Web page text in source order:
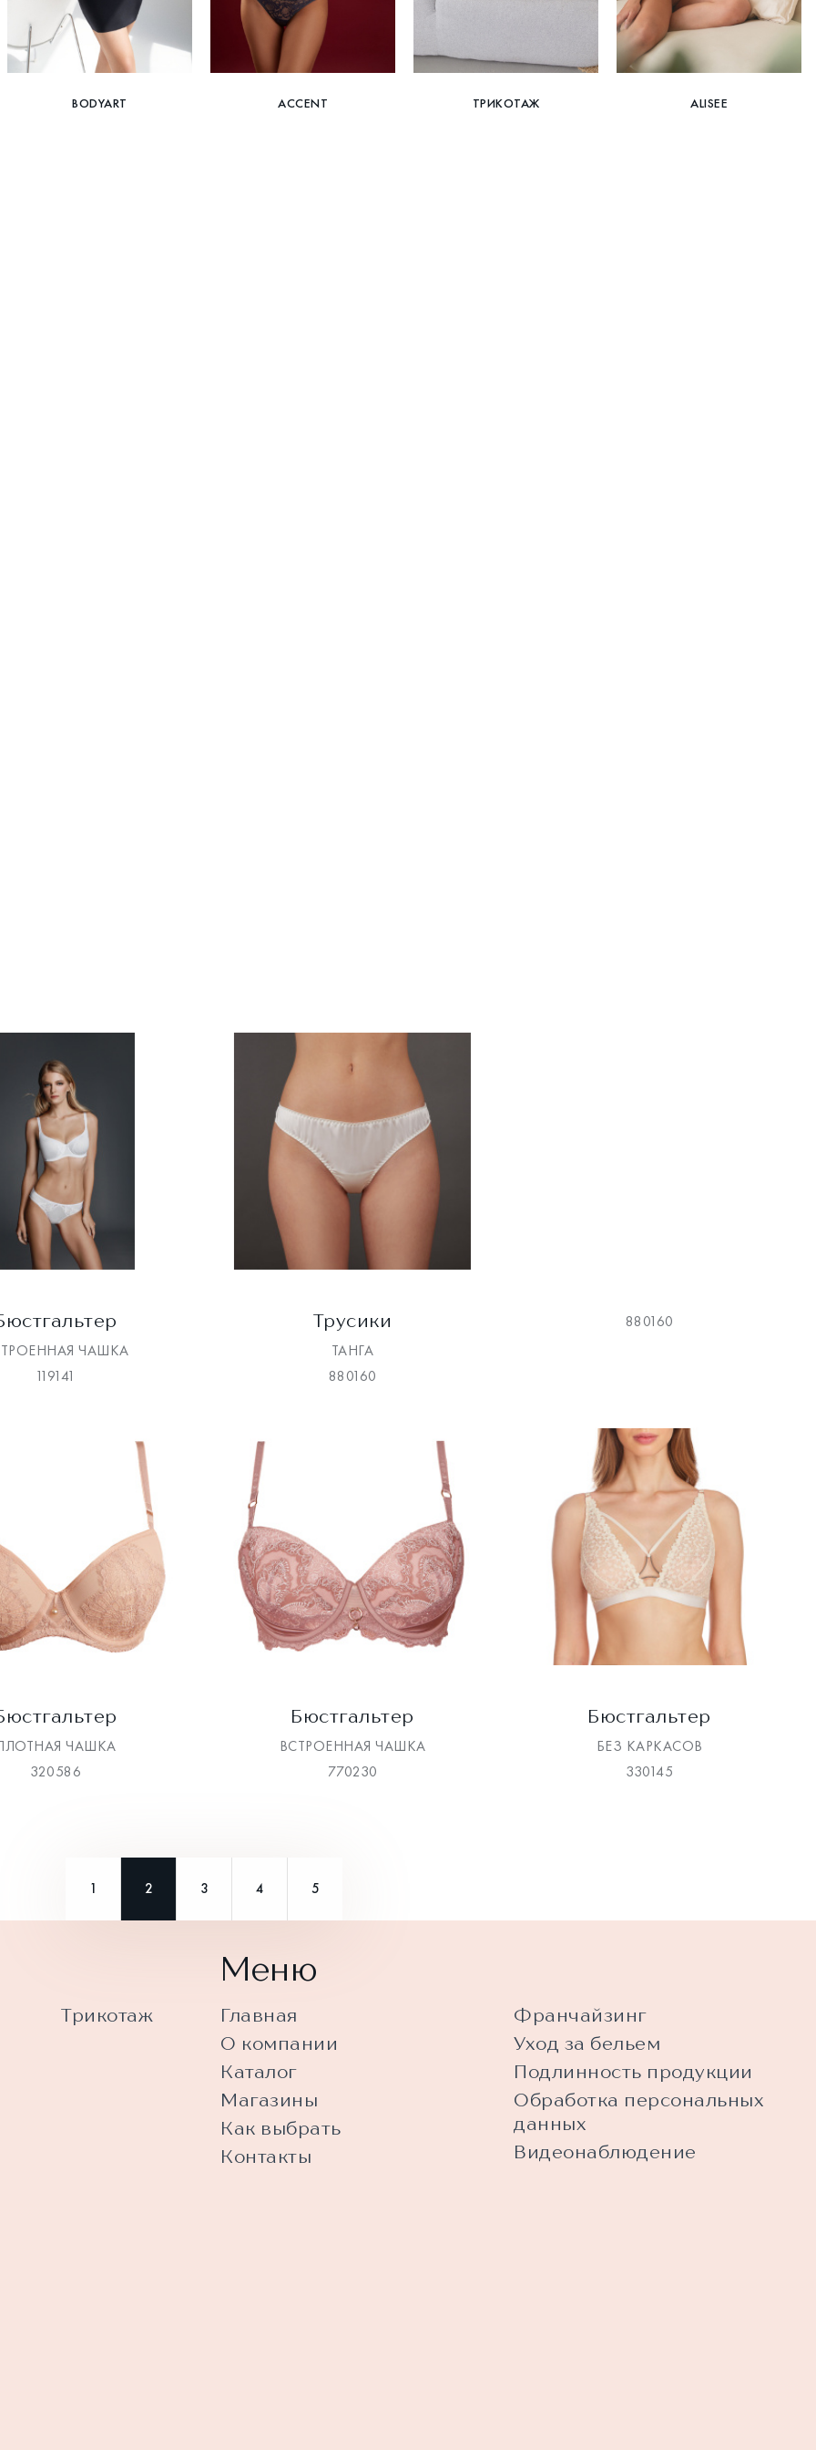
BODYART ACCENT ТРИКОТАЖ ALISEE
ЧАШКА
119141
Трусики
ТАНГА
880160
880160
ЧАШКА
320586
Бюстгальтер
ВСТРОЕННАЯ ЧАШКА
770230
Бюстгальтер
БЕЗ КАРКАСОВ
330145
1 2 3 4 5
Трикотаж
Меню
Главная
О компании
Каталог
Магазины
Как выбрать
Контакты
Франчайзинг
Уход за бельем
Подлинность продукции
Обработка персональных
данных
Видеонаблюдение